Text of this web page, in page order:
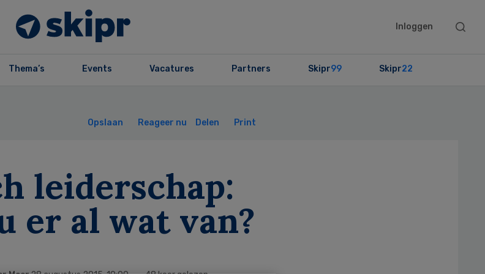
Inloggen
Search
Thema’s Events Vacatures Partners Skipr99 Skipr22
Opslaan Reageer nu Delen Print
leiderschap:
er al wat van?